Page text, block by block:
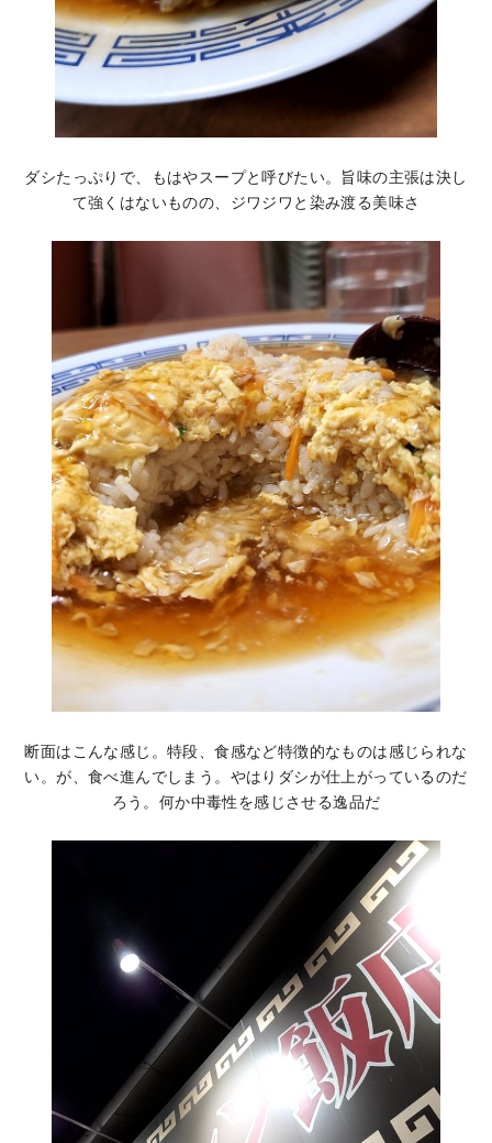
ダシたっぷりで、もはやスープと呼びたい。旨味の主張は決し
て強くはないものの、ジワジワと染み渡る美味さ
断面はこんな感じ。特段、食感など特徴的なものは感じられな
い。が、食べ進んでしまう。やはりダシが仕上がっているのだ
ろう。何か中毒性を感じさせる逸品だ